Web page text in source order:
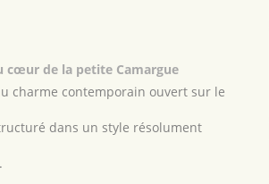
cœur de la petite Camargue
charme contemporain ouvert sur le
dans un style résolument